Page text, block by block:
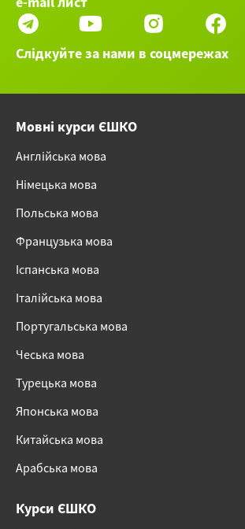
Слідкуйте за нами в соцмережах
Мовні курси ЄШКО
Англійська мова
Німецька мова
Польська мова
Французька мова
Іспанська мова
Італійська мова
Португальська мова
Чеська мова
Турецька мова
Японська мова
Китайська мова
Арабська мова
Курси ЄШКО